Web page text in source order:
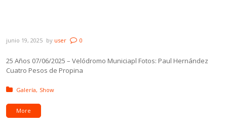
junio 19, 2025 by user 0
25 Años 07/06/2025 – Velódromo Municiapl Fotos: Paul Hernández
Cuatro Pesos de Propina
Posted in:
Galería Show
More